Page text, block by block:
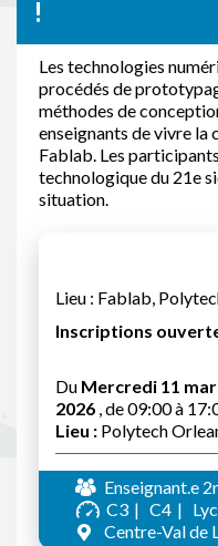
!
Les technologies
procédés de
méthodes de
enseignants de vivre la
Fablab. Les
technologique du 21e
situation.
Lieu : Fablab,
Inscriptions
Du Mercredi 11
2026 , de 09:00 à
Lieu : Polytech
Enseignant.e
C3
C4
Centre-Val de